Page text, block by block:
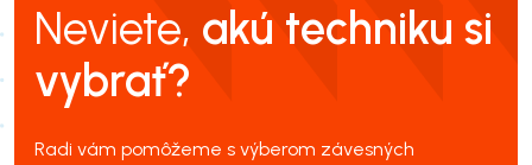
Neviete, akú techniku si
vybrať?
Radi vám pomôžeme s výberom závesných